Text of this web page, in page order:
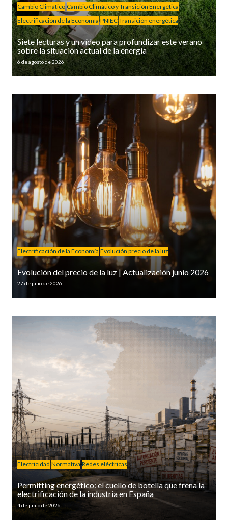
Cambio Climático Cambio Climático y Transición Energética
Electrificación de la Economía PNIEC Transición energética
Siete lecturas y un vídeo para profundizar este verano
sobre la situación actual de la energía
6 de agosto de 2026
Electrificación de la Economía Evolución precio de la luz
Evolución del precio de la luz | Actualización junio 2026
27 de julio de 2026
Electricidad Normativa Redes eléctricas
Permitting energético: el cuello de botella que frena la
electrificación de la industria en España
4 de junio de 2026